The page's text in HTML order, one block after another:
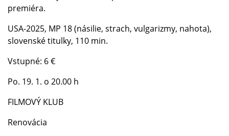
premiéra.
USA-2025, MP 18 (násilie, strach, vulgarizmy, nahota),
slovenské titulky, 110 min.
Vstupné: 6 €
Po. 19. 1. o 20.00 h
FILMOVÝ KLUB
Renovácia